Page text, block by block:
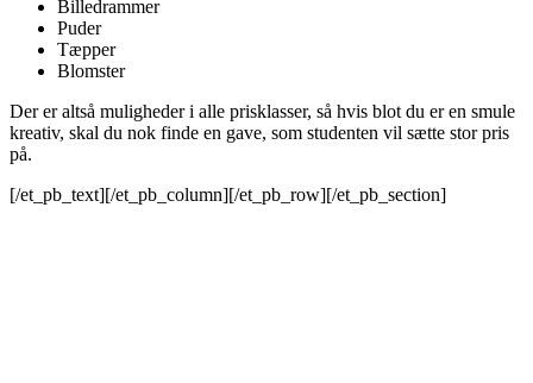
Billedrammer
Puder
Tæpper
Blomster
Der er altså muligheder i alle prisklasser, så hvis blot du er en smule
kreativ, skal du nok finde en gave, som studenten vil sætte stor pris
på.
[/et_pb_text][/et_pb_column][/et_pb_row][/et_pb_section]